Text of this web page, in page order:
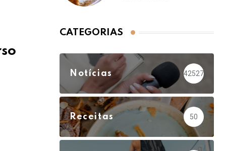
CATEGORIAS
Notícias 42527
Receitas 50